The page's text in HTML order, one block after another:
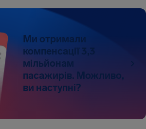
Ми отримали
компенсації 3,3
мільйонам
пасажирів. Можливо,
ви наступні?